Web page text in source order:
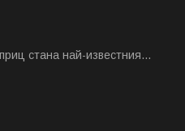
стана най-известния...